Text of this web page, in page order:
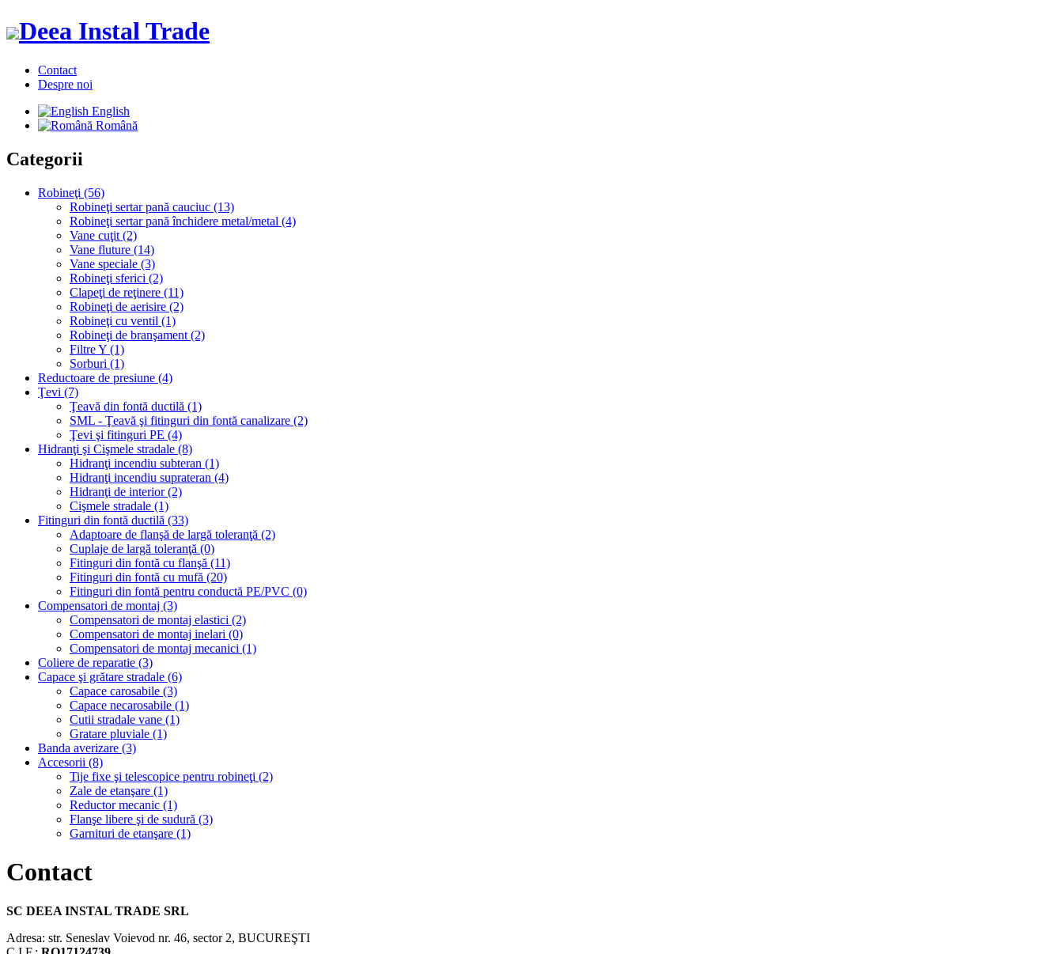
Deea Instal Trade
Contact
Despre noi
English
Română
Categorii
Robineţi (56)
Robineţi sertar pană cauciuc (13)
Robineţi sertar pană închidere metal/metal (4)
Vane cuţit (2)
Vane fluture (14)
Vane speciale (3)
Robineţi sferici (2)
Clapeţi de reţinere (11)
Robineţi de aerisire (2)
Robineţi cu ventil (1)
Robineţi de branşament (2)
Filtre Y (1)
Sorburi (1)
Reductoare de presiune (4)
Ţevi (7)
Ţeavă din fontă ductilă (1)
SML - Ţeavă şi fitinguri din fontă canalizare (2)
Ţevi şi fitinguri PE (4)
Hidranţi şi Cişmele stradale (8)
Hidranţi incendiu subteran (1)
Hidranţi incendiu suprateran (4)
Hidranţi de interior (2)
Cişmele stradale (1)
Fitinguri din fontă ductilă (33)
Adaptoare de flanşă de largă toleranţă (2)
Cuplaje de largă toleranţă (0)
Fitinguri din fontă cu flanşă (11)
Fitinguri din fontă cu mufă (20)
Fitinguri din fontă pentru conductă PE/PVC (0)
Compensatori de montaj (3)
Compensatori de montaj elastici (2)
Compensatori de montaj inelari (0)
Compensatori de montaj mecanici (1)
Coliere de reparatie (3)
Capace şi grătare stradale (6)
Capace carosabile (3)
Capace necarosabile (1)
Cutii stradale vane (1)
Gratare pluviale (1)
Banda averizare (3)
Accesorii (8)
Tije fixe şi telescopice pentru robineţi (2)
Zale de etanşare (1)
Reductor mecanic (1)
Flanşe libere şi de sudură (3)
Garnituri de etanşare (1)
Contact
SC DEEA INSTAL TRADE SRL
Adresa: str. Seneslav Voievod nr. 46, sector 2, BUCUREŞTI